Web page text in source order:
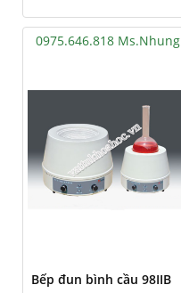
0975.646.818 Ms.Nhung
Bếp đun bình cầu 98IIB